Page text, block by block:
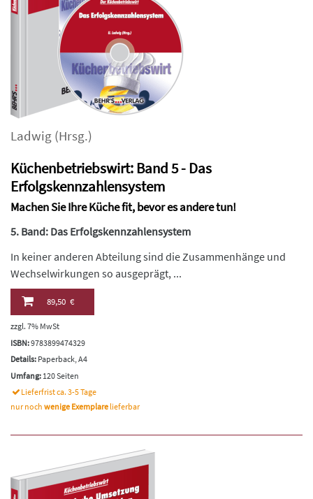
Ladwig (Hrsg.)
Küchenbetriebswirt: Band 5 - Das
Erfolgskennzahlensystem
Machen Sie Ihre Küche fit, bevor es andere tun!
5. Band: Das Erfolgskennzahlensystem
In keiner anderen Abteilung sind die Zusammenhänge und
Wechselwirkungen so ausgeprägt, ...
89,50 €
zzgl. 7% MwSt
ISBN:9783899474329
Details: Paperback, A4
Umfang: 120 Seiten
Lieferfrist ca. 3-5 Tage
nur noch wenige Exemplare lieferbar